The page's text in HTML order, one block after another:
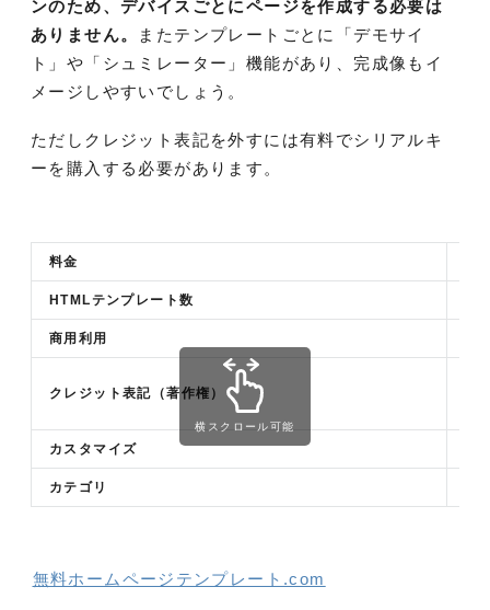
ンのため、デバイスごとにページを作成する必要は
ありません。
またテンプレートごとに「デモサイ
ト」や「シュミレーター」機能があり、完成像もイ
メージしやすいでしょう。
ただしクレジット表記を外すには有料でシリアルキ
ーを購入する必要があります。
料金
HTMLテンプレート数
商用利用
クレジット表記（著作権）
カスタマイズ
カテゴリ
横スクロール可能
無料ホームページテンプレート.com